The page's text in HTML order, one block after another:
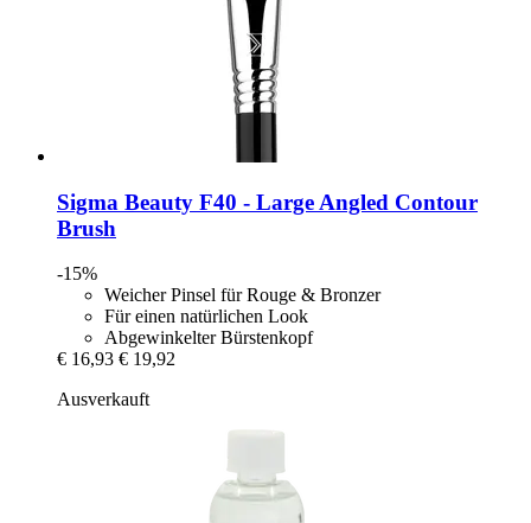
Sigma Beauty F40 -​ Large Angled Contour
Brush
-15%
Weicher Pinsel für Rouge & Bronzer
Für einen natürlichen Look
Abgewinkelter Bürstenkopf
€ 16,93 € 19,92
Ausverkauft